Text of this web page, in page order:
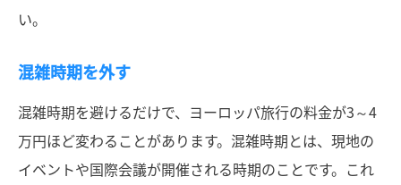
い。
混雑時期を外す
混雑時期を避けるだけで、ヨーロッパ旅行の料金が3～4
万円ほど変わることがあります。混雑時期とは、現地の
イベントや国際会議が開催される時期のことです。これ